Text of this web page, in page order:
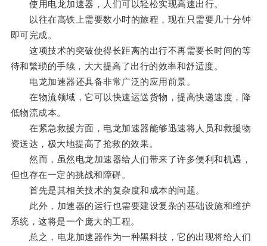
使用电龙加速器，人们可以轻松实现高速出行。
以往在高铁上需要数小时的旅程，现在只需要几十分钟
即可完成。
这项技术的突破使得长距离的出行不再需要长时间的等
待和繁琐的手续，大大提高了出行的效率和舒适度。
电龙加速器还具备非常广泛的应用前景。
在物流领域，它可以快速运送货物，提高快递速度，降
低物流成本。
在紧急救援方面，电龙加速器能够迅速将人员和救援物
资送达，极大地提高了抢救的效果。
然而，虽然电龙加速器给人们带来了许多便利和机遇，
但也存在一定的挑战和障碍。
首先是其相关技术的复杂度和成本的问题。
此外，加速器的运行也需要建设复杂的基础设施和维护
系统，这将是一个庞大的工程。
总之，电龙加速器作为一种黑科技，它的出现将给人们